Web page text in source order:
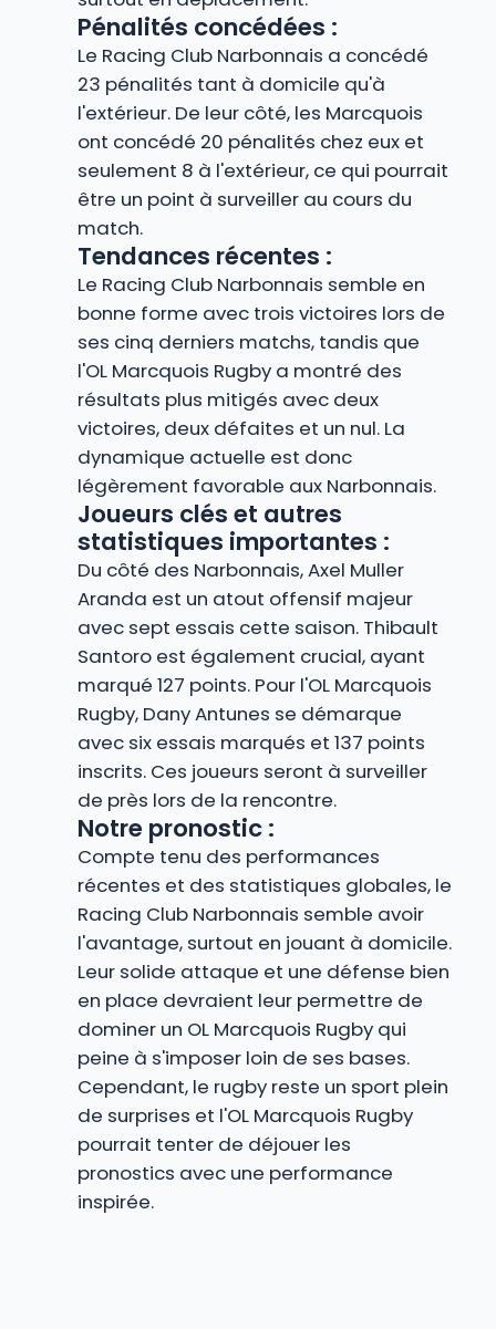
Pénalités concédées :
Le Racing Club Narbonnais a concédé
23 pénalités tant à domicile qu'à
l'extérieur. De leur côté, les Marcquois
ont concédé 20 pénalités chez eux et
seulement 8 à l'extérieur, ce qui pourrait
être un point à surveiller au cours du
match.
Tendances récentes :
Le Racing Club Narbonnais semble en
bonne forme avec trois victoires lors de
ses cinq derniers matchs, tandis que
l'OL Marcquois Rugby a montré des
résultats plus mitigés avec deux
victoires, deux défaites et un nul. La
dynamique actuelle est donc
légèrement favorable aux Narbonnais.
Joueurs clés et autres
statistiques importantes :
Du côté des Narbonnais, Axel Muller
Aranda est un atout offensif majeur
avec sept essais cette saison. Thibault
Santoro est également crucial, ayant
marqué 127 points. Pour l'OL Marcquois
Rugby, Dany Antunes se démarque
avec six essais marqués et 137 points
inscrits. Ces joueurs seront à surveiller
de près lors de la rencontre.
Notre pronostic :
Compte tenu des performances
récentes et des statistiques globales, le
Racing Club Narbonnais semble avoir
l'avantage, surtout en jouant à domicile.
Leur solide attaque et une défense bien
en place devraient leur permettre de
dominer un OL Marcquois Rugby qui
peine à s'imposer loin de ses bases.
Cependant, le rugby reste un sport plein
de surprises et l'OL Marcquois Rugby
pourrait tenter de déjouer les
pronostics avec une performance
inspirée.